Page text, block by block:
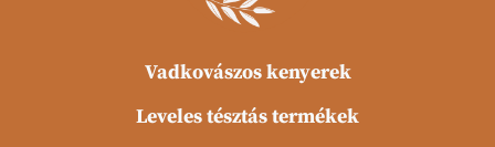
Vadkovászos kenyerek
Leveles tésztás termékek